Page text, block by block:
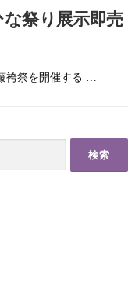
な祭り展示即売
袴祭を開催する …